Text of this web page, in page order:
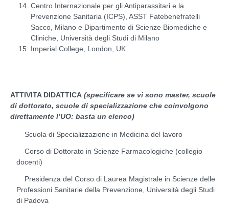
Centro Internazionale per gli Antiparassitari e la
Prevenzione Sanitaria (ICPS), ASST Fatebenefratelli
Sacco, Milano e Dipartimento di Scienze Biomediche e
Cliniche, Università degli Studi di Milano
Imperial College, London, UK
ATTIVITA DIDATTICA (specificare se vi sono master, scuole
di dottorato, scuole di specializzazione che coinvolgono
direttamente l’UO: basta un elenco)
Scuola di Specializzazione in Medicina del lavoro
Corso di Dottorato in Scienze Farmacologiche (collegio
docenti)
Presidenza del Corso di Laurea Magistrale in Scienze delle
Professioni Sanitarie della Prevenzione, Università degli Studi
di Padova